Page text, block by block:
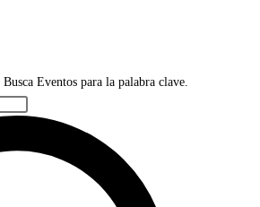
Eventos para la palabra clave.